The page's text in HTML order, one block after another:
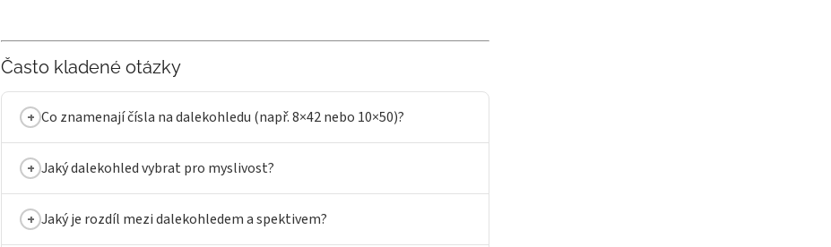
Často kladené otázky
Co znamenají čísla na dalekohledu (např. 8×42 nebo 10×50)?
Jaký dalekohled vybrat pro myslivost?
Jaký je rozdíl mezi dalekohledem a spektivem?